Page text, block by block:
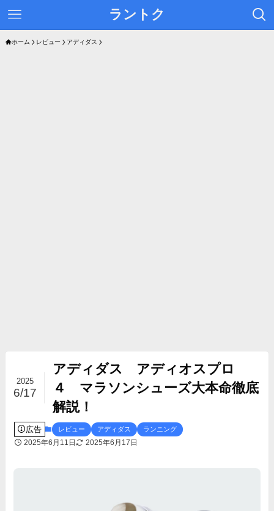
ラントク
ホーム レビュー アディダス
アディダス アディオスプロ
４ マラソンシューズ大本命徹底
解説！
2025
6/17
広告 レビュー アディダス ランニング
2025年6月11日 2025年6月17日